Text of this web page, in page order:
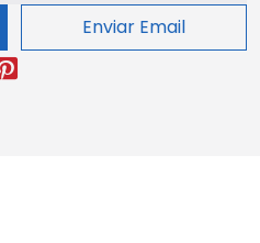
Enviar Email